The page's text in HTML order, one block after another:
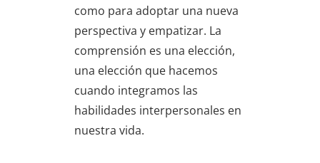
como para adoptar una nueva
perspectiva y empatizar. La
comprensión es una elección,
una elección que hacemos
cuando integramos las
habilidades interpersonales en
nuestra vida.